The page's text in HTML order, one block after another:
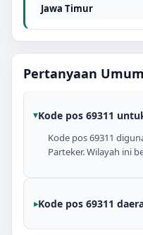
Jawa Timur
Pertanyaan Umum
Kode pos 69311
Kode pos 69311
Parteker. Wilayah ini
Kode pos 69311